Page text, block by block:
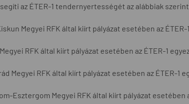
az ÉTER-1 tendernyertességét az alábbiak
Megyei RFK által kiírt pályázat esetében az
RFK által kiírt pályázat esetében az ÉTER-1
Megyei RFK által kiírt pályázat esetében az ÉTER-1
Esztergom Megyei RFK által kiírt pályázat esetében